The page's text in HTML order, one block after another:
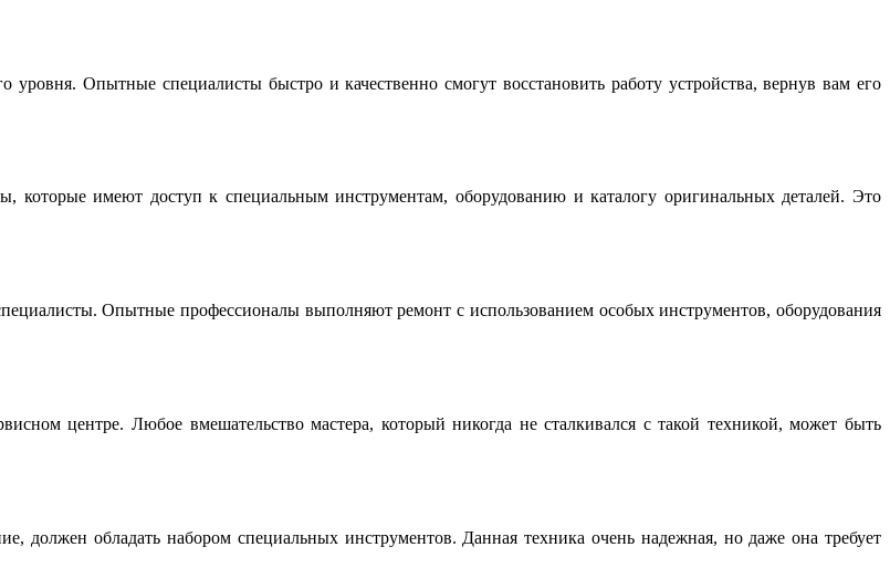
Опытные специалисты быстро и качественно смогут восстановить работу устройства, вернув вам его
имеют доступ к специальным инструментам, оборудованию и каталогу оригинальных деталей. Это
Опытные профессионалы выполняют ремонт с использованием особых инструментов, оборудования
центре. Любое вмешательство мастера, который никогда не сталкивался с такой техникой, может быть
должен обладать набором специальных инструментов. Данная техника очень надежная, но даже она требует